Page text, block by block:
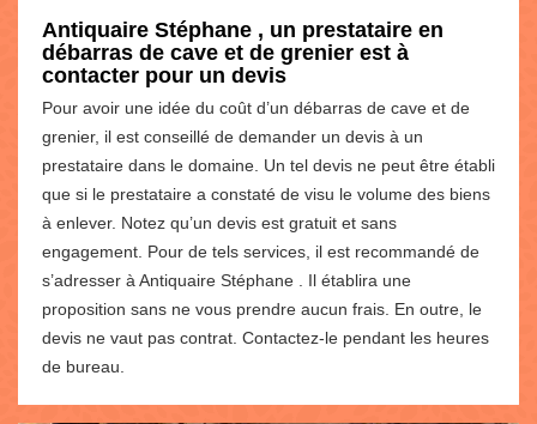
Antiquaire Stéphane , un prestataire en
débarras de cave et de grenier est à
contacter pour un devis
Pour avoir une idée du coût d’un débarras de cave et de
grenier, il est conseillé de demander un devis à un
prestataire dans le domaine. Un tel devis ne peut être établi
que si le prestataire a constaté de visu le volume des biens
à enlever. Notez qu’un devis est gratuit et sans
engagement. Pour de tels services, il est recommandé de
s’adresser à Antiquaire Stéphane . Il établira une
proposition sans ne vous prendre aucun frais. En outre, le
devis ne vaut pas contrat. Contactez-le pendant les heures
de bureau.